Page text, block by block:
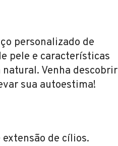
personalizado de
pele e características
Venha descobrir
sua autoestima!
de cílios.